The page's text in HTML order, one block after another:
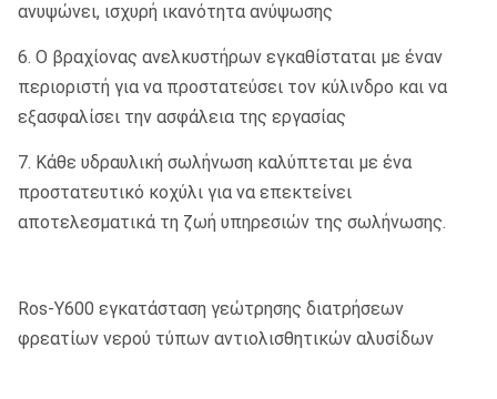
ανυψώνει, ισχυρή ικανότητα ανύψωσης
6. Ο βραχίονας ανελκυστήρων εγκαθίσταται με έναν
περιοριστή για να προστατεύσει τον κύλινδρο και να
εξασφαλίσει την ασφάλεια της εργασίας
7. Κάθε υδραυλική σωλήνωση καλύπτεται με ένα
προστατευτικό κοχύλι για να επεκτείνει
αποτελεσματικά τη ζωή υπηρεσιών της σωλήνωσης.
Ros-Y600 εγκατάσταση γεώτρησης διατρήσεων
φρεατίων νερού τύπων αντιολισθητικών αλυσίδων